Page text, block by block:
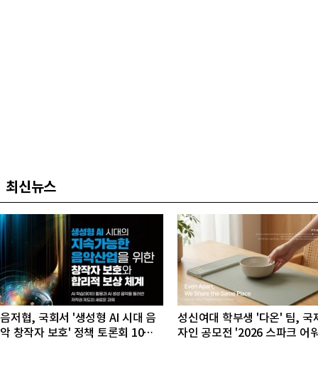
최신뉴스
음저협, 국회서 '생성형 AI 시대 음
악 창작자 보호' 정책 토론회 10일
성신여대 학부생 '다온' 팀, 국
자인 공모전 '2026 스파크 어